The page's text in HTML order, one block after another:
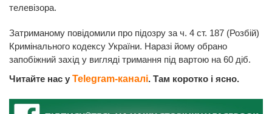
телевізора.
Затриманому повідомили про підозру за ч. 4 ст. 187 (Розбій)
Кримінального кодексу України. Наразі йому обрано
запобіжний захід у вигляді тримання під вартою на 60 діб.
Читайте нас у Telegram-каналі. Там коротко і ясно.